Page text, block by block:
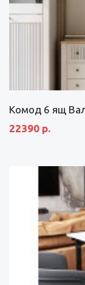
Комод 6 ящ
22390 р.